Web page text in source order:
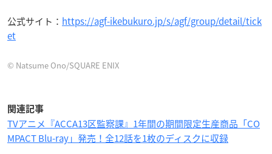
公式サイト： https://agf-ikebukuro.jp/s/agf/group/detail/tick
et
© Natsume Ono/SQUARE ENIX
関連記事
TVアニメ『ACCA13区監察課』1年間の期間限定生産商品「CO
MPACT Blu-ray」発売！全12話を1枚のディスクに収録